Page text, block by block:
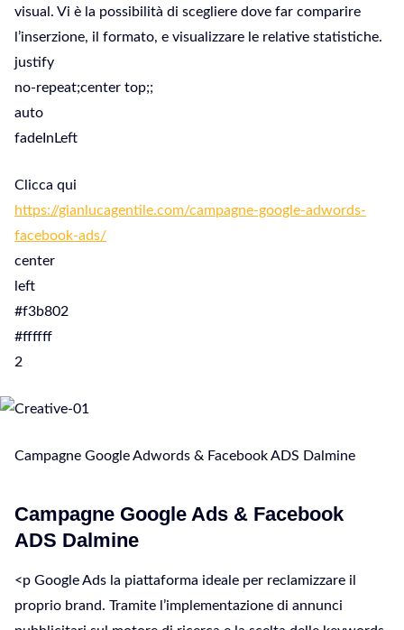
visual. Vi è la possibilità di scegliere dove far comparire
l’inserzione, il formato, e visualizzare le relative statistiche.
justify
no-repeat;center top;;
auto
fadeInLeft
Clicca qui
https://gianlucagentile.com/campagne-google-adwords-
facebook-ads/
center
left
#f3b802
#ffffff
2
Campagne Google Adwords & Facebook ADS Dalmine
Campagne Google Ads & Facebook
ADS Dalmine
<p Google Ads la piattaforma ideale per reclamizzare il
proprio brand. Tramite l’implementazione di annunci